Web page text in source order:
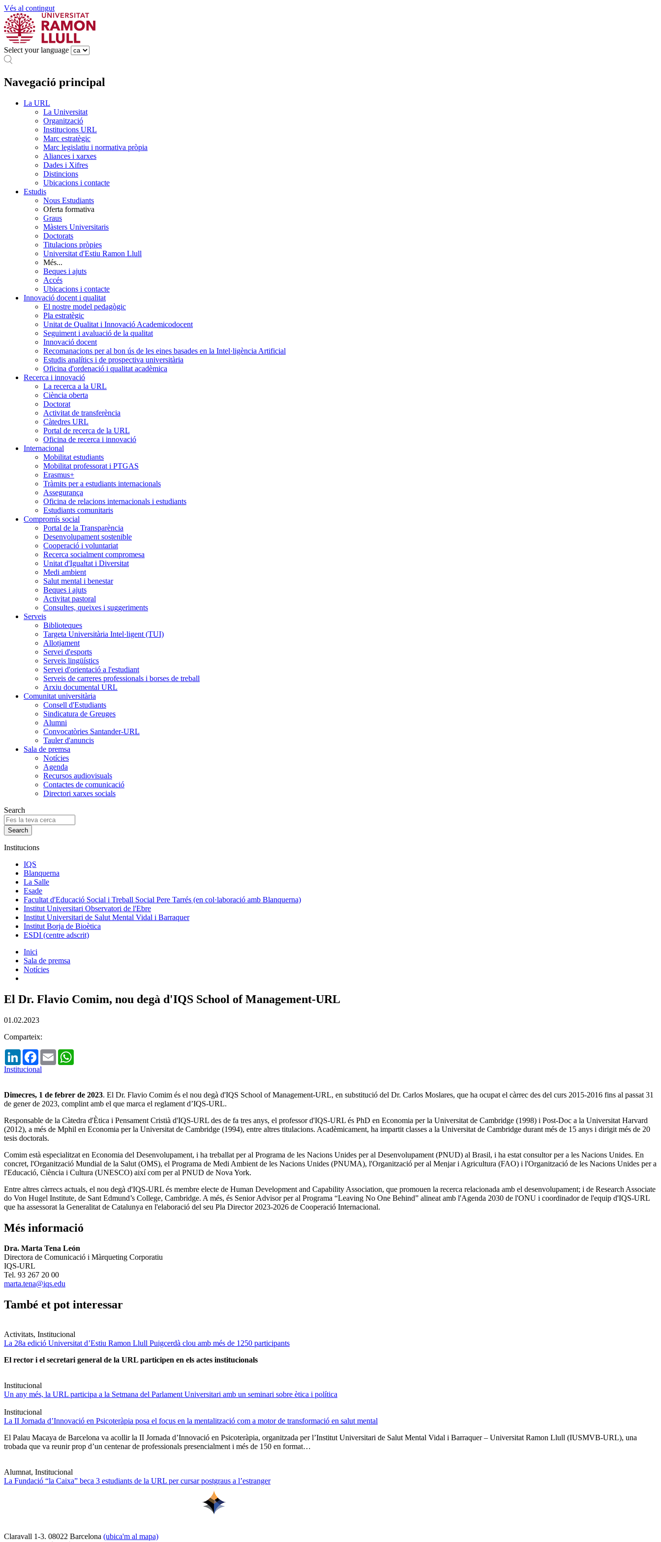
Vés al contingut
Select your language
Navegació principal
La URL
La Universitat
Organització
Institucions URL
Marc estratègic
Marc legislatiu i normativa pròpia
Aliances i xarxes
Dades i Xifres
Distincions
Ubicacions i contacte
Estudis
Nous Estudiants
Oferta formativa
Graus
Màsters Universitaris
Doctorats
Titulacions pròpies
Universitat d'Estiu Ramon Llull
Més...
Beques i ajuts
Accés
Ubicacions i contacte
Innovació docent i qualitat
El nostre model pedagògic
Pla estratègic
Unitat de Qualitat i Innovació Academicodocent
Seguiment i avaluació de la qualitat
Innovació docent
Recomanacions per al bon ús de les eines basades en la Intel·ligència Artificial
Estudis analítics i de prospectiva universitària
Oficina d'ordenació i qualitat acadèmica
Recerca i innovació
La recerca a la URL
Ciència oberta
Doctorat
Activitat de transferència
Càtedres URL
Portal de recerca de la URL
Oficina de recerca i innovació
Internacional
Mobilitat estudiants
Mobilitat professorat i PTGAS
Erasmus+
Tràmits per a estudiants internacionals
Assegurança
Oficina de relacions internacionals i estudiants
Estudiants comunitaris
Compromís social
Portal de la Transparència
Desenvolupament sostenible
Cooperació i voluntariat
Recerca socialment compromesa
Unitat d'Igualtat i Diversitat
Medi ambient
Salut mental i benestar
Beques i ajuts
Activitat pastoral
Consultes, queixes i suggeriments
Serveis
Biblioteques
Targeta Universitària Intel·ligent (TUI)
Allotjament
Servei d'esports
Serveis lingüístics
Servei d'orientació a l'estudiant
Serveis de carreres professionals i borses de treball
Arxiu documental URL
Comunitat universitària
Consell d'Estudiants
Sindicatura de Greuges
Alumni
Convocatòries Santander-URL
Tauler d'anuncis
Sala de premsa
Notícies
Agenda
Recursos audiovisuals
Contactes de comunicació
Directori xarxes socials
Search
Institucions
IQS
Blanquerna
La Salle
Esade
Facultat d'Educació Social i Treball Social Pere Tarrés (en col·laboració amb Blanquerna)
Institut Universitari Observatori de l'Ebre
Institut Universitari de Salut Mental Vidal i Barraquer
Institut Borja de Bioètica
ESDI (centre adscrit)
Inici
Sala de premsa
Notícies
El Dr. Flavio Comim, nou degà d'IQS School of Management-URL
01.02.2023
Comparteix:
LinkedInFacebook
Email
Institucional
Dimecres, 1 de febrer de 2023. El Dr. Flavio Comim és el nou degà d'IQS School of Management-URL, en substitució del Dr. Carlos Moslares, que ha ocupat el càrrec des del curs 2015-2016 fins al passat 31
de gener de 2023, complint amb el que marca el reglament d’IQS-URL.
Responsable de la Càtedra d'Ètica i Pensament Cristià d'IQS-URL des de fa tres anys, el professor d'IQS-URL és PhD en Economia per la Universitat de Cambridge (1998) i Post-Doc a la Universitat Harvard
(2012), a més de Mphil en Economia per la Universitat de Cambridge (1994), entre altres titulacions. Acadèmicament, ha impartit classes a la Universitat de Cambridge durant més de 15 anys i dirigit més de 20
tesis doctorals.
Comim està especialitzat en Economia del Desenvolupament, i ha treballat per al Programa de les Nacions Unides per al Desenvolupament (PNUD) al Brasil, i ha estat consultor per a les Nacions Unides. En
concret, l'Organització Mundial de la Salut (OMS), el Programa de Medi Ambient de les Nacions Unides (PNUMA), l'Organització per al Menjar i Agricultura (FAO) i l'Organització de les Nacions Unides per a
l'Educació, Ciència i Cultura (UNESCO) així com per al PNUD de Nova York.
Entre altres càrrecs actuals, el nou degà d'IQS-URL és membre electe de Human Development and Capability Association, que promouen la recerca relacionada amb el desenvolupament; i de Research Associate
do Von Hugel Institute, de Sant Edmund’s College, Cambridge. A més, és Senior Advisor per al Programa “Leaving No One Behind” alineat amb l'Agenda 2030 de l'ONU i coordinador de l'equip d'IQS-URL
que ha assessorat la Generalitat de Catalunya en l'elaboració del seu Pla Director 2023-2026 de Cooperació Internacional.
Més informació
Dra. Marta Tena León
Directora de Comunicació i Màrqueting Corporatiu
IQS-URL
Tel. 93 267 20 00
marta.tena@iqs.edu
També et pot interessar
Activitats, Institucional
La 28a edició Universitat d’Estiu Ramon Llull Puigcerdà clou amb més de 1250 participants
El rector i el secretari general de la URL participen en els actes institucionals
Institucional
Un any més, la URL participa a la Setmana del Parlament Universitari amb un seminari sobre ètica i política
Institucional
La II Jornada d’Innovació en Psicoteràpia posa el focus en la mentalització com a motor de transformació en salut mental
El Palau Macaya de Barcelona va acollir la II Jornada d’Innovació en Psicoteràpia, organitzada per l’Institut Universitari de Salut Mental Vidal i Barraquer – Universitat Ramon Llull (IUSMVB-URL), una
trobada que va reunir prop d’un centenar de professionals presencialment i més de 150 en format…
Alumnat, Institucional
La Fundació “la Caixa” beca 3 estudiants de la URL per cursar postgraus a l’estranger
Claravall 1-3. 08022 Barcelona (ubica'm al mapa)